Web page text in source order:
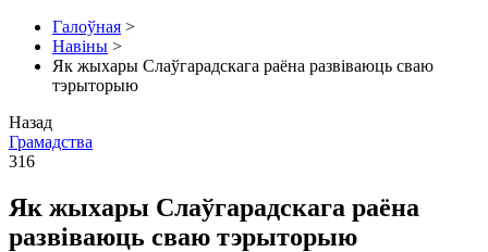
Галоўная >
Навіны >
Як жыхары Слаўгарадскага раёна развіваюць сваю
тэрыторыю
Назад
Грамадства
316
Як жыхары Слаўгарадскага раёна
развіваюць сваю тэрыторыю